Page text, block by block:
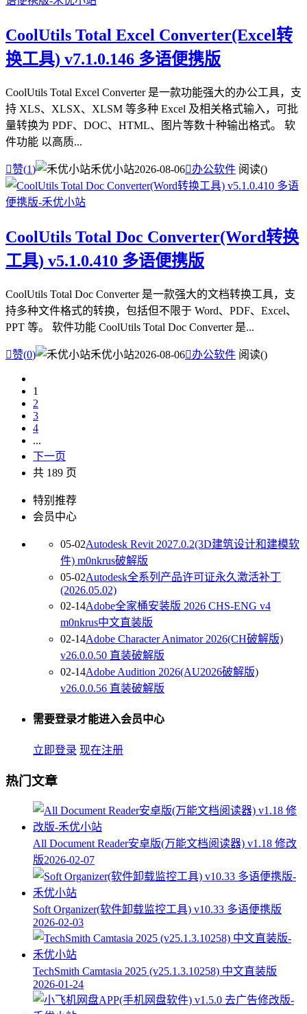
CoolUtils Total Excel Converter(Excel转
换工具) v7.1.0.146 多语便携版
CoolUtils Total Excel Converter 是一款功能强大的办公工具，支
持 XLS、XLSX、XLSM 等多种 Excel 及相关格式输入，可批
量转换为 PDF、DOC、HTML、图片等数十种输出格式。 软
件功能 以高质...
赞(1) 禾优小站2026-08-06办公软件 阅读()
CoolUtils Total Doc Converter(Word转换
工具) v5.1.0.410 多语便携版
CoolUtils Total Doc Converter 是一款强大的文档转换工具，支
持多种文件格式的转换，包括但不限于 Word、PDF、Excel、
PPT 等。 软件功能 CoolUtils Total Doc Converter 是...
赞(0) 禾优小站2026-08-06办公软件 阅读()
1
2
3
4
...
下一页
共 189 页
特别推荐
会员中心
05-02Autodesk Revit 2027.0.2(3D建筑设计和建模软
件) m0nkrus破解版
05-02Autodesk全系列产品许可证永久激活补丁
(2026.05.02)
02-14Adobe全家桶安装版 2026 CHS-ENG v4
m0nkrus中文直装版
02-14Adobe Character Animator 2026(CH破解版)
v26.0.0.50 直装破解版
02-14Adobe Audition 2026(AU2026破解版)
v26.0.0.56 直装破解版
需要登录才能进入会员中心
立即登录 现在注册
热门文章
All Document Reader安卓版(万能文档阅读器) v1.18 修改
版2026-02-07
Soft Organizer(软件卸载监控工具) v10.33 多语便携版
2026-02-03
TechSmith Camtasia 2025 (v25.1.3.10258) 中文直装版
2026-01-24